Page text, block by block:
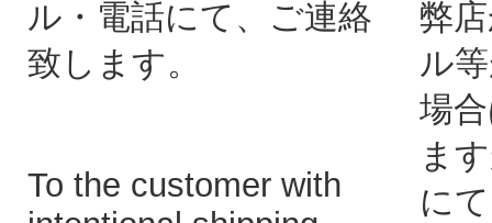
ル・電話にて、ご連絡
致します。
To the customer with
弊
ル
場
ま
に